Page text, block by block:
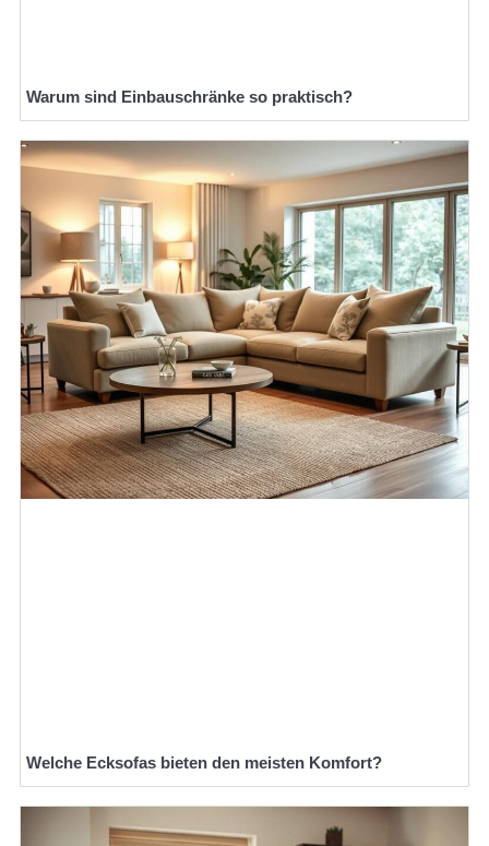
Warum sind Einbauschränke so praktisch?
Welche Ecksofas bieten den meisten Komfort?